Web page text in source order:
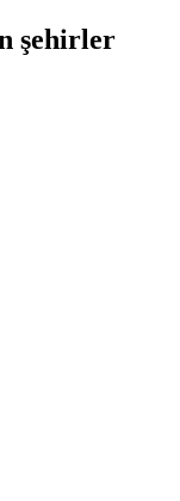
şehirler